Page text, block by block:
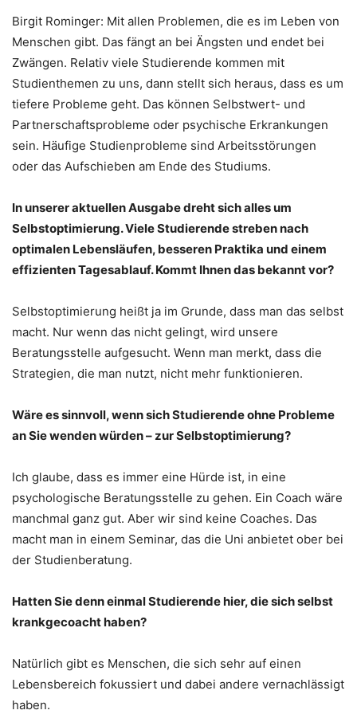
Birgit Rominger: Mit allen Problemen, die es im Leben von
Menschen gibt. Das fängt an bei Ängsten und endet bei
Zwängen. Relativ viele Studierende kommen mit
Studienthemen zu uns, dann stellt sich heraus, dass es um
tiefere Probleme geht. Das können Selbstwert- und
Partnerschaftsprobleme oder psychische Erkrankungen
sein. Häufige Studienprobleme sind Arbeitsstörungen
oder das Aufschieben am Ende des Studiums.
In unserer aktuellen Ausgabe dreht sich alles um
Selbstoptimierung. Viele Studierende streben nach
optimalen Lebensläufen, besseren Praktika und einem
effizienten Tagesablauf. Kommt Ihnen das bekannt vor?
Selbstoptimierung heißt ja im Grunde, dass man das selbst
macht. Nur wenn das nicht gelingt, wird unsere
Beratungsstelle aufgesucht. Wenn man merkt, dass die
Strategien, die man nutzt, nicht mehr funktionieren.
Wäre es sinnvoll, wenn sich Studierende ohne Probleme
an Sie wenden würden – zur Selbstoptimierung?
Ich glaube, dass es immer eine Hürde ist, in eine
psychologische Beratungsstelle zu gehen. Ein Coach wäre
manchmal ganz gut. Aber wir sind keine Coaches. Das
macht man in einem Seminar, das die Uni anbietet ober bei
der Studienberatung.
Hatten Sie denn einmal Studierende hier, die sich selbst
krankgecoacht haben?
Natürlich gibt es Menschen, die sich sehr auf einen
Lebensbereich fokussiert und dabei andere vernachlässigt
haben.